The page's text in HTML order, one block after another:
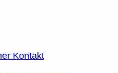
Kontakt